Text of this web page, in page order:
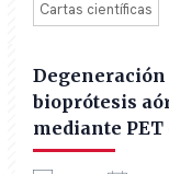
Cartas científicas
bioprótesis
mediante